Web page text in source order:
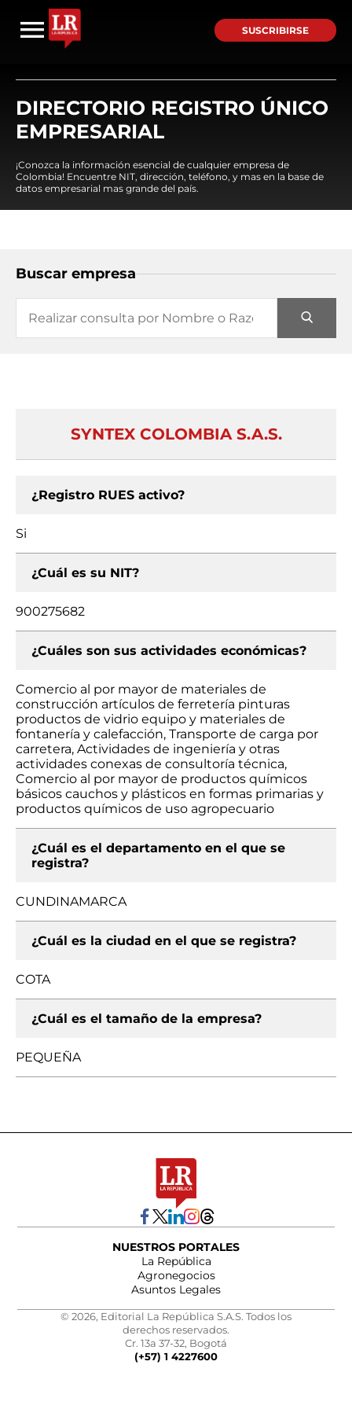
SUSCRIBIRSE
DIRECTORIO REGISTRO ÚNICO
EMPRESARIAL
¡Conozca la información esencial de cualquier empresa de
Colombia! Encuentre NIT, dirección, teléfono, y mas en la base de
datos empresarial mas grande del país.
Buscar empresa
SYNTEX COLOMBIA S.A.S.
¿Registro RUES activo?
Si
¿Cuál es su NIT?
900275682
¿Cuáles son sus actividades económicas?
Comercio al por mayor de materiales de
construcción artículos de ferretería pinturas
productos de vidrio equipo y materiales de
fontanería y calefacción, Transporte de carga por
carretera, Actividades de ingeniería y otras
actividades conexas de consultoría técnica,
Comercio al por mayor de productos químicos
básicos cauchos y plásticos en formas primarias y
productos químicos de uso agropecuario
¿Cuál es el departamento en el que se
registra?
CUNDINAMARCA
¿Cuál es la ciudad en el que se registra?
COTA
¿Cuál es el tamaño de la empresa?
PEQUEÑA
NUESTROS PORTALES
La República
Agronegocios
Asuntos Legales
© 2026, Editorial La República S.A.S. Todos los
derechos reservados.
Cr. 13a 37-32, Bogotá
(+57) 1 4227600